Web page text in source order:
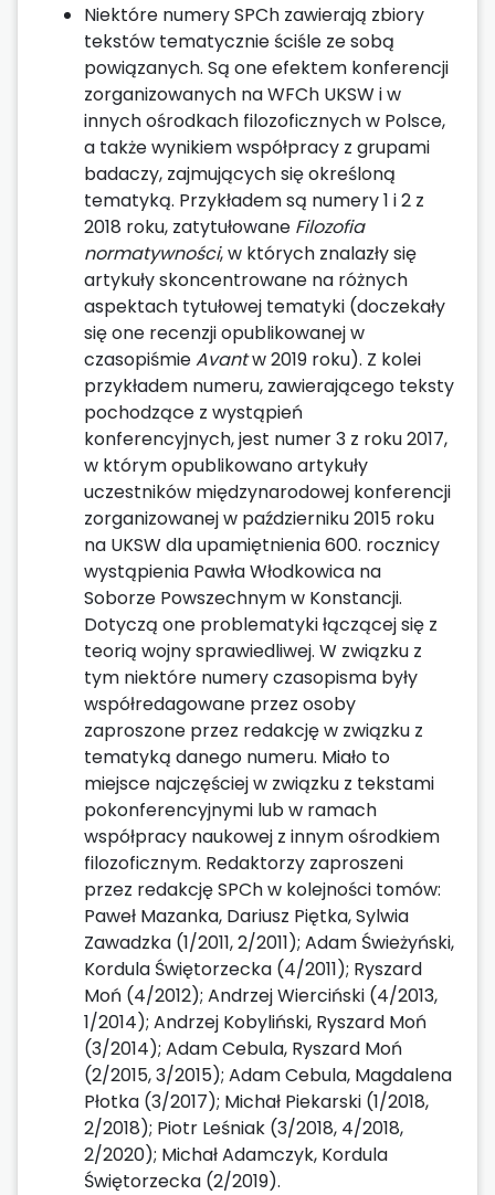
Niektóre numery SPCh zawierają zbiory
tekstów tematycznie ściśle ze sobą
powiązanych. Są one efektem konferencji
zorganizowanych na WFCh UKSW i w
innych ośrodkach filozoficznych w Polsce,
a także wynikiem współpracy z grupami
badaczy, zajmujących się określoną
tematyką. Przykładem są numery 1 i 2 z
2018 roku, zatytułowane Filozofia
normatywności, w których znalazły się
artykuły skoncentrowane na różnych
aspektach tytułowej tematyki (doczekały
się one recenzji opublikowanej w
czasopiśmieAvantw 2019 roku). Z kolei
przykładem numeru, zawierającego teksty
pochodzące z wystąpień
konferencyjnych, jest numer 3 z roku 2017,
w którym opublikowano artykuły
uczestników międzynarodowej konferencji
zorganizowanej w październiku 2015 roku
na UKSW dla upamiętnienia 600. rocznicy
wystąpienia Pawła Włodkowica na
Soborze Powszechnym w Konstancji.
Dotyczą one problematyki łączącej się z
teorią wojny sprawiedliwej. W związku z
tym niektóre numery czasopisma były
współredagowane przez osoby
zaproszone przez redakcję w związku z
tematyką danego numeru. Miało to
miejsce najczęściej w związku z tekstami
pokonferencyjnymi lub w ramach
współpracy naukowej z innym ośrodkiem
filozoficznym. Redaktorzy zaproszeni
przez redakcję SPCh w kolejności tomów:
Paweł Mazanka, Dariusz Piętka, Sylwia
Zawadzka (1/2011, 2/2011); Adam Świeżyński,
Kordula Świętorzecka (4/2011); Ryszard
Moń (4/2012); Andrzej Wierciński (4/2013,
1/2014); Andrzej Kobyliński, Ryszard Moń
(3/2014); Adam Cebula, Ryszard Moń
(2/2015, 3/2015); Adam Cebula, Magdalena
Płotka (3/2017); Michał Piekarski (1/2018,
2/2018); Piotr Leśniak (3/2018, 4/2018,
2/2020); Michał Adamczyk, Kordula
Świętorzecka (2/2019).